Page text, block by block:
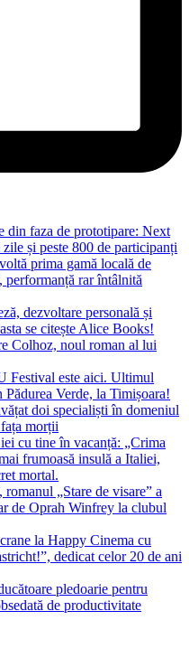
din faza de prototipare: Next
și peste 800 de participanți
prima gamă locală de
rar întâlnită
dezvoltare personală și
se citește Alice Books!
Colhoz, noul roman al lui
Festival este aici. Ultimul
Verde, la Timișoara!
doi specialiști în domeniul
morții
cu tine în vacanță: „Crima
frumoasă insulă a Italiei,
mortal.
„Stare de visare” a
de Oprah Winfrey la clubul
la Happy Cinema cu
dedicat celor 20 de ani
pledoarie pentru
de productivitate